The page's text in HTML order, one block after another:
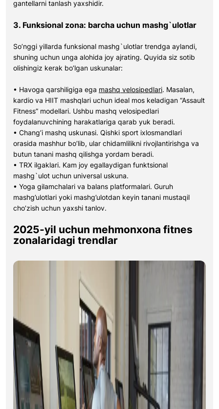
gantellarni tanlash yaxshidir.
3. Funksional zona: barcha uchun mashg`ulotlar
So’nggi yillarda funksional mashg`ulotlar trendga aylandi,
shuning uchun unga alohida joy ajrating. Quyida siz sotib
olishingiz kerak bo’lgan uskunalar:
• Havoga qarshiligiga ega mashq velosipedlari. Masalan,
kardio va HIIT mashqlari uchun ideal mos keladigan “Assault
Fitness” modellari. Ushbu mashq velosipedlari
foydalanuvchining harakatlariga qarab yuk beradi.
• Chang’i mashq uskunasi. Qishki sport ixlosmandlari
orasida mashhur bo’lib, ular chidamlilikni rivojlantirishga va
butun tanani mashq qilishga yordam beradi.
• TRX ilgaklari. Kam joy egallaydigan funktsional
mashg`ulot uchun universal uskuna.
• Yoga gilamchalari va balans platformalari. Guruh
mashg’ulotlari yoki mashg’ulotdan keyin tanani mustaqil
cho’zish uchun yaxshi tanlov.
2025-yil uchun mehmonxona fitnes
zonalaridagi trendlar